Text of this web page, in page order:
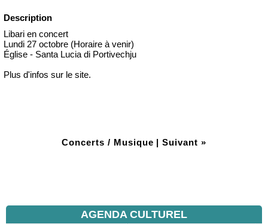
Description
Libari en concert
Lundi 27 octobre (Horaire à venir)
Église - Santa Lucia di Portivechju
Plus d'infos sur le site.
Concerts / Musique | Suivant »
AGENDA CULTUREL